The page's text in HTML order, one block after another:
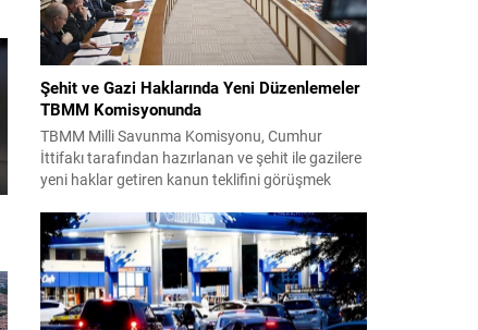
Şehit ve Gazi Haklarında Yeni Düzenlemeler
TBMM Komisyonunda
TBMM Milli Savunma Komisyonu, Cumhur
İttifakı tarafından hazırlanan ve şehit ile gazilere
yeni haklar getiren kanun teklifini görüşmek
komisyonda kabul edildi ve bir dizi düzenleme
benimsendi. Teklif kapsamında, vazife
malullerinden hayatını kaybedenlerin anne ve
babalarına bağlanacak aylık tutarının, net asgari
ücretin altında olmayacağı hükme bağlanıyor....